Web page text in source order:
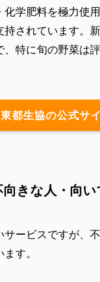
化学肥料を極力使
持されています。
、特に旬の野菜は
東都生協の公式サ
きな人・向
サービスですが、
す。